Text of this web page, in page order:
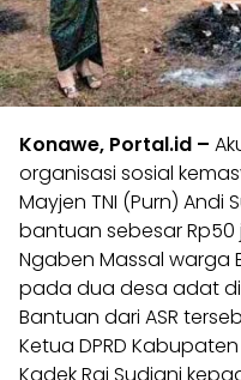
Konawe, Portal.id –
organisasi sosial
Mayjen TNI (Purn) Andi
bantuan sebesar
Ngaben Massal warga
pada dua desa adat
Bantuan dari ASR
Ketua DPRD